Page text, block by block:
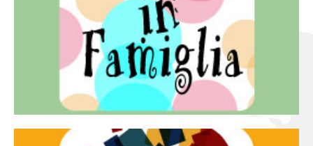
Teatro in famiglia
Teatro In Famiglia è una rassegna di teatro concepita
per far condividere e godere del teatro all’intera
famiglia.